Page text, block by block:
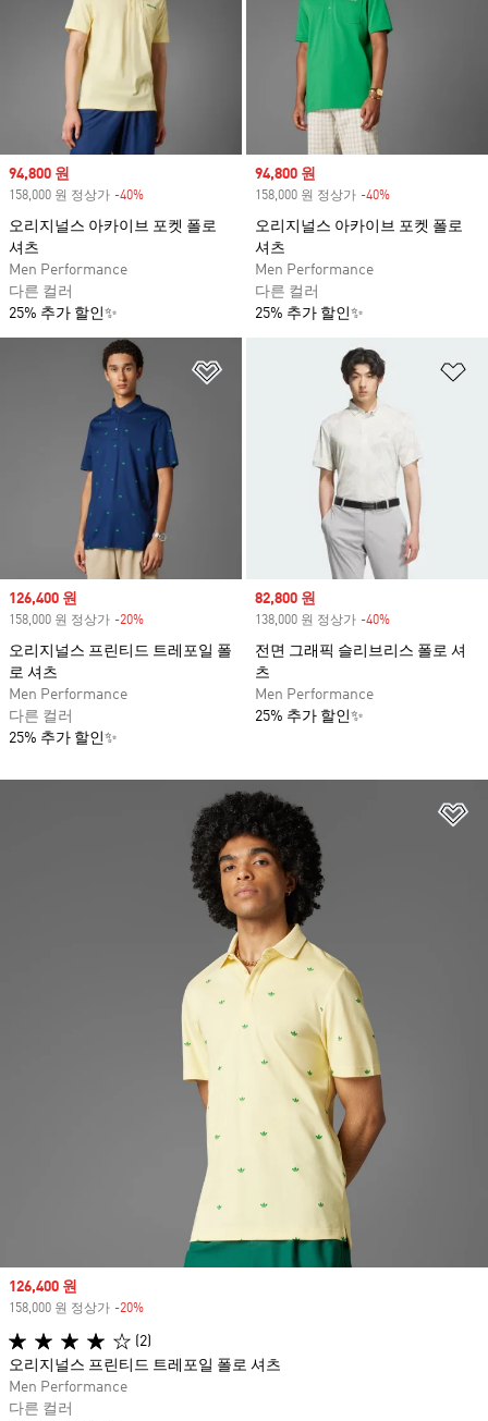
Sale price
94,800 원
158,000 원 정상가 -40%
오리지널스 아카이브 포켓 폴로
셔츠
Men Performance
다른 컬러
25% 추가 할인✨
Sale price
94,800 원
158,000 원 정상가 -40%
오리지널스 아카이브 포켓 폴로
셔츠
Men Performance
다른 컬러
25% 추가 할인✨
위시리스트 담기
Sale price
126,400 원
158,000 원 정상가 -20%
오리지널스 프린티드 트레포일 폴
로 셔츠
Men Performance
다른 컬러
25% 추가 할인✨
Sale price
82,800 원
138,000 원 정상가 -40%
전면 그래픽 슬리브리스 폴로 셔
츠
Men Performance
25% 추가 할인✨
Sale price
126,400 원
158,000 원 정상가 -20%
(2)
오리지널스 프린티드 트레포일 폴로 셔츠
Men Performance
다른 컬러